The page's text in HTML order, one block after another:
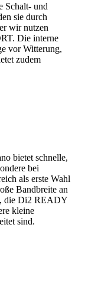
Schalt- und
sie durch
wir nutzen
Die interne
vor Witterung,
zudem
bietet schnelle,
bei
als erste Wahl
Bandbreite an
die Di2 READY
kleine
sind.